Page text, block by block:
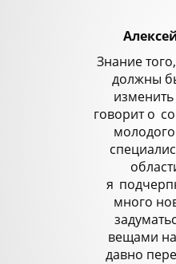
Знание
должны
говорит о
я
много
вещами
давно